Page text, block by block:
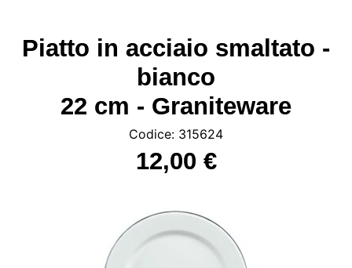
Piatto in acciaio smaltato -
bianco
22 cm - Graniteware
Codice: 315624
12,00 €